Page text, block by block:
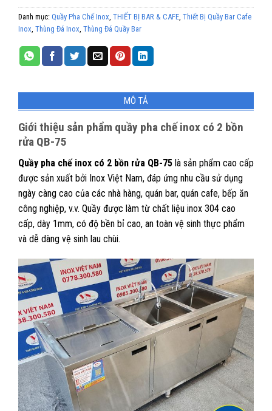
Danh mục: Quầy Pha Chế Inox THIẾT BỊ BAR & CAFE Thiết Bị Quầy Bar Cafe
Inox Thùng Đá Inox Thùng Đá Quầy Bar
MÔ TẢ
Giới thiệu sản phẩm quầy pha chế inox có 2 bồn
rửa QB-75
Quầy pha chế inox có 2 bồn rửa QB-75 là sản phẩm cao cấp
được sản xuất bởi Inox Việt Nam, đáp ứng nhu cầu sử dụng
ngày càng cao của các nhà hàng, quán bar, quán cafe, bếp ăn
công nghiệp, v.v. Quầy được làm từ chất liệu inox 304 cao
cấp, dày 1mm, có độ bền bỉ cao, an toàn vệ sinh thực phẩm
và dễ dàng vệ sinh lau chùi.